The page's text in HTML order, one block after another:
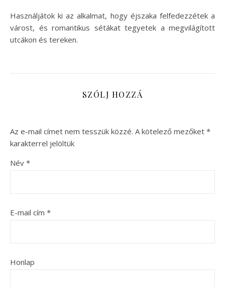
Használjátok ki az alkalmat, hogy éjszaka felfedezzétek a
várost, és romantikus sétákat tegyetek a megvilágított
utcákon és tereken.
SZÓLJ HOZZÁ
Az e-mail címet nem tesszük közzé. A kötelező mezőket *
karakterrel jelöltük
Név *
E-mail cím *
Honlap